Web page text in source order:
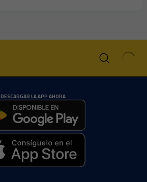
DESCARGAR LA APP AHORA